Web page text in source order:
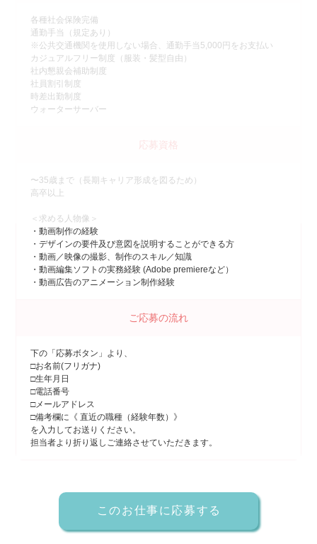
各種社会保険完備
通勤手当（規定あり）
※公共交通機関を使用しない場合、通勤手当5,000円をお支払い
カジュアルフリー制度（服装・髪型自由）
社内懇親会補助制度
社員割引制度
時差出勤制度
ウォーターサーバー
応募資格
〜35歳まで（長期キャリア形成を図るため）
高卒以上
＜求める人物像＞
・動画制作の経験
・デザインの要件及び意図を説明することができる方
・動画／映像の撮影、制作のスキル／知識
・動画編集ソフトの実務経験 (Adobe premiereなど）
・動画広告のアニメーション制作経験
ご応募の流れ
下の「応募ボタン」より、
□お名前(フリガナ)
□生年月日
□電話番号
□メールアドレス
□備考欄に《 直近の職種（経験年数）》
を入力してお送りください。
担当者より折り返しご連絡させていただきます。